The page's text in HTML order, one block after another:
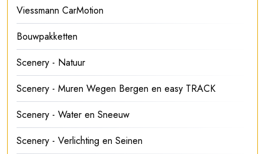
Viessmann CarMotion
Bouwpakketten
Scenery - Natuur
Scenery - Muren Wegen Bergen en easy TRACK
Scenery - Water en Sneeuw
Scenery - Verlichting en Seinen